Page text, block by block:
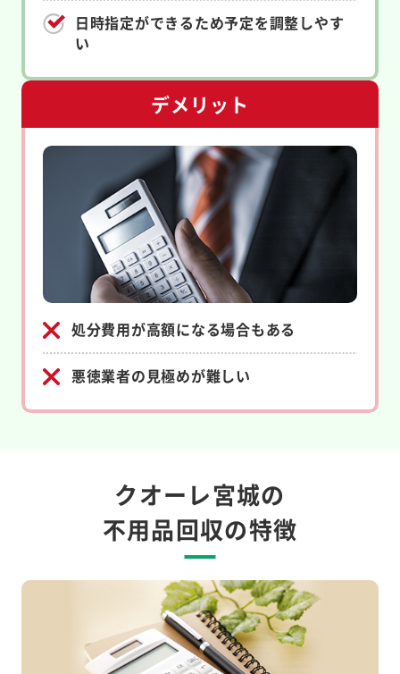
日時指定ができるため予定を調整しやす
い
デメリット
処分費用が高額になる場合もある
悪徳業者の見極めが難しい
クオーレ宮城の
不用品回収の特徴